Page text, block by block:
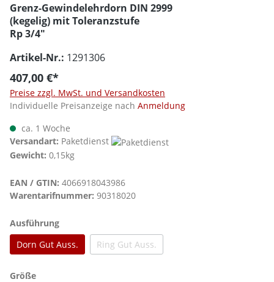
Grenz-Gewindelehrdorn DIN 2999
(kegelig) mit Toleranzstufe
Rp 3/4"
Artikel-Nr.: 1291306
407,00 €*
Preise zzgl. MwSt. und Versandkosten
Individuelle Preisanzeige nach Anmeldung
ca. 1 Woche
Versandart: Paketdienst
Gewicht: 0,15kg
EAN / GTIN: 4066918043986
Warentarifnummer: 90318020
Ausführungauswählen
Dorn Gut Auss.
Ring Gut Auss.(Diese Option ist zurzeit nicht verfügbar.)
Größeauswählen